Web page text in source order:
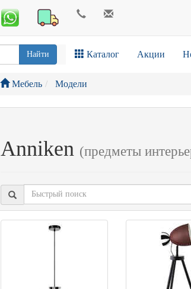
Найти Каталог Акции
Мебель Модели
Anniken (предметы